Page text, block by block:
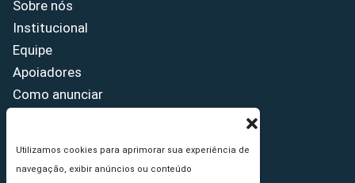
Utilizamos cookies para aprimorar sua experiência de
navegação, exibir anúncios ou conteúdo
Sobre nós
Institucional
Equipe
Apoiadores
Como anunciar